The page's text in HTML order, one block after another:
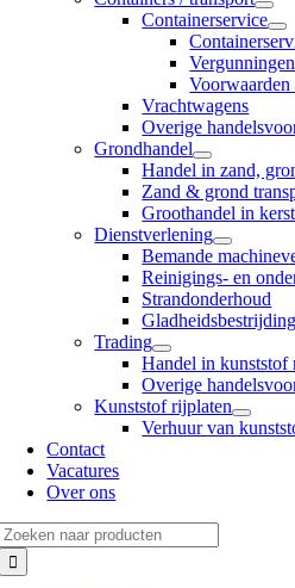
Containerservice
Vergunningen
Voorwaarden
Vrachtwagens
Overige
Grondhandel
Handel in zand,
Zand & grond
Groothandel in
Dienstverlening
Bemande
Reinigings- en
Strandonderhoud
Gladheidsbestrijding
Trading
Handel in kunststof
Overige
Kunststof rijplaten
Verhuur van
Contact
Vacatures
Over ons